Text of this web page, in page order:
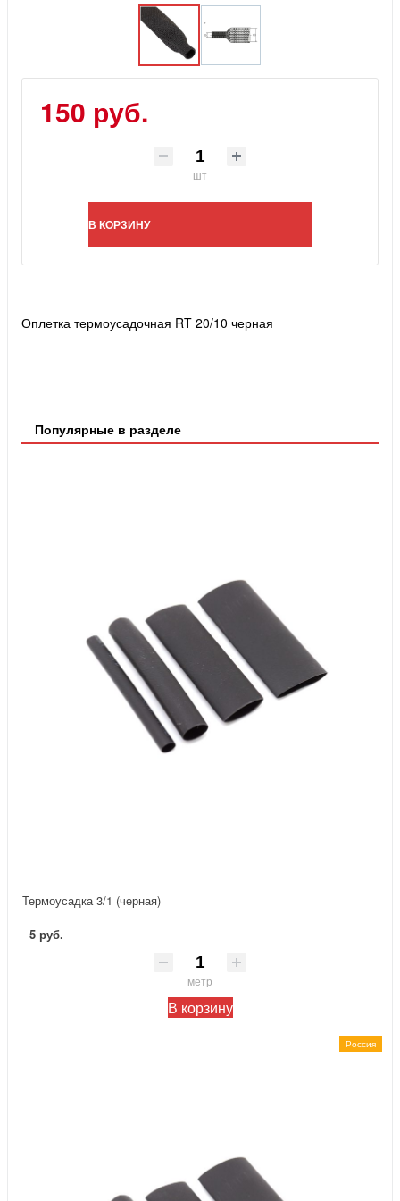
150 руб.
шт
В КОРЗИНУ
Оплетка термоусадочная RT 20/10 черная
Популярные в разделе
Термоусадка 3/1 (черная)
5 руб.
метр
В корзину
Россия